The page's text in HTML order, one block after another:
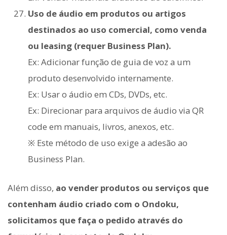
Uso de áudio em produtos ou artigos
destinados ao uso comercial, como venda
ou leasing (requer Business Plan).
Ex: Adicionar função de guia de voz a um
produto desenvolvido internamente.
Ex: Usar o áudio em CDs, DVDs, etc.
Ex: Direcionar para arquivos de áudio via QR
code em manuais, livros, anexos, etc.
※ Este método de uso exige a adesão ao
Business Plan.
Além disso, ao vender produtos ou serviços que
contenham áudio criado com o Ondoku,
solicitamos que faça o pedido através do